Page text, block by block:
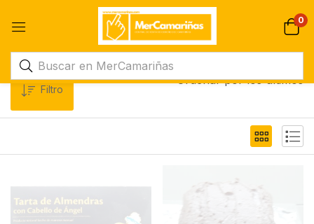
0
Filtro
Ordenar por los últimos